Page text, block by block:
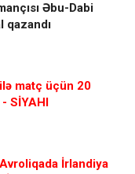
Əbu-Dabi
qazandı
matç üçün 20
İrlandiya